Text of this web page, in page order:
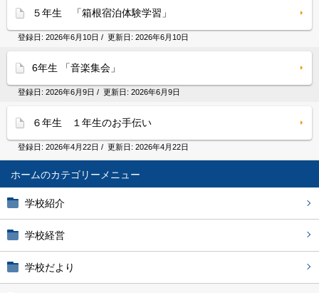
ホーム
学校紹介
学校経営
学校だより
５年生 「箱根宿泊体験学習」
登録日: 2026年6月10日 / 更新日: 2026年6月10日
6年生 「音楽集会」
登録日: 2026年6月9日 / 更新日: 2026年6月9日
６年生 １年生のお手伝い
登録日: 2026年4月22日 / 更新日: 2026年4月22日